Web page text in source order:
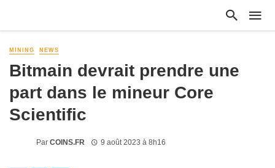
MINING NEWS
Bitmain devrait prendre une
part dans le mineur Core
Scientific
Par COINS.FR 9 août 2023 à 8h16